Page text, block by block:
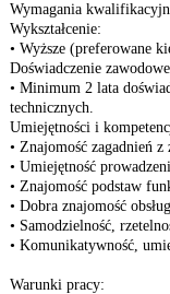
Wymagania
Wykształcenie:
• Wyższe (preferowane
Doświadczenie
• Minimum 2 lata
technicznych.
Umiejętności i
• Znajomość zagadnień
• Umiejętność
• Znajomość podstaw
• Dobra znajomość
• Samodzielność,
• Komunikatywność,
Warunki pracy: